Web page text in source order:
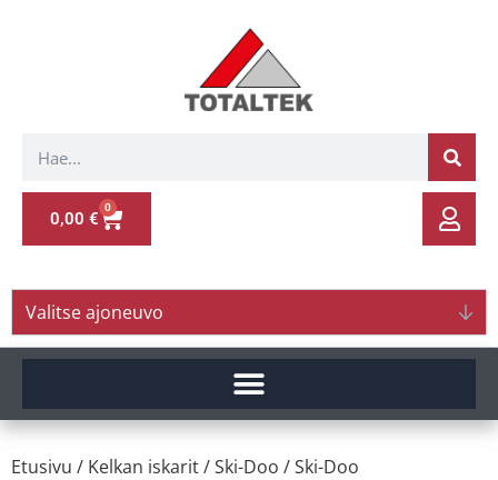
0,00 €
0
Valitse ajoneuvo
Etusivu / Kelkan iskarit/Ski-Doo /Ski-Doo